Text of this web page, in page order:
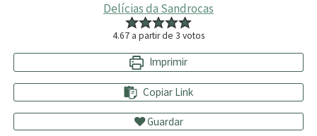
Delícias da Sandrocas
4.67 a partir de 3 votos
Imprimir
Copiar Link
Guardar